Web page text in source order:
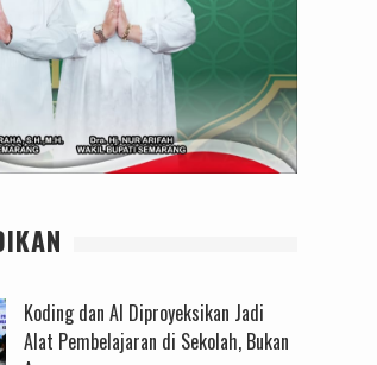
Koding dan AI Diproyeksikan Jadi
Alat Pembelajaran di Sekolah, Bukan